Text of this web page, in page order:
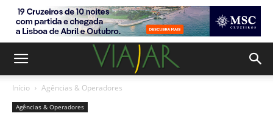
Início Agências & Operadores
Agências & Operadores